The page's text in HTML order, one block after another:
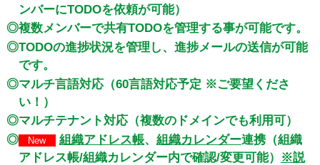
ンバーにTODOを依頼が可能）
◎複数メンバーで共有TODOを管理する事が可能です。
◎TODOの進捗状況を管理し、進捗メールの送信が可能
です。
◎マルチ言語対応（60言語対応予定 ※ご要望くださ
い！）
◎マルチテナント対応（複数のドメインでも利用可）
◎
New 組織アドレス帳、 組織カレンダー連携（組織
アドレス帳/組織カレンダー内で確認/変更可能）
※説